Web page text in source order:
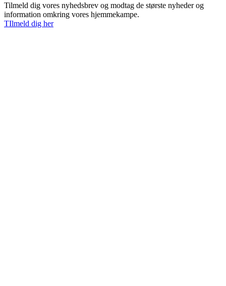
Tilmeld dig vores nyhedsbrev og modtag de største nyheder og
information omkring vores hjemmekampe.
TIlmeld dig her